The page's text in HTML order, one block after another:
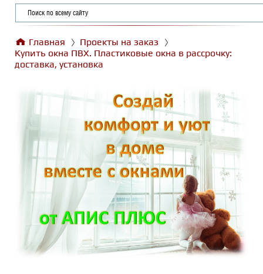
Главная
Проекты на заказ
Купить окна ПВХ. Пластиковые окна в рассрочку:
доставка, установка